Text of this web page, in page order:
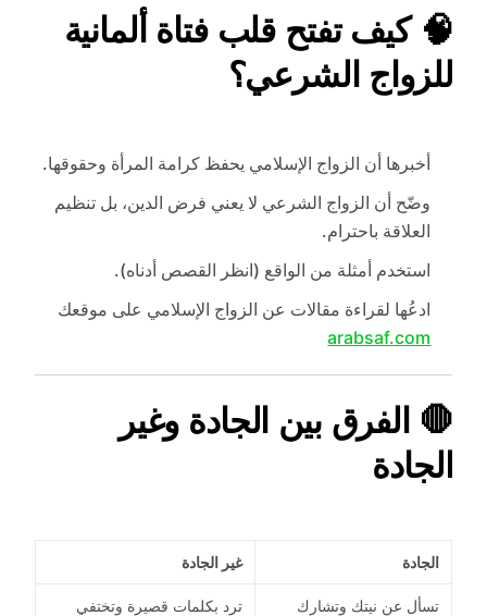
🧠 كيف تفتح قلب فتاة ألمانية
للزواج الشرعي؟
أخبرها أن الزواج الإسلامي يحفظ كرامة المرأة وحقوقها.
وضّح أن الزواج الشرعي لا يعني فرض الدين، بل تنظيم
العلاقة باحترام.
استخدم أمثلة من الواقع (انظر القصص أدناه).
ادعُها لقراءة مقالات عن الزواج الإسلامي على موقعك
arabsaf.com
🛑 الفرق بين الجادة وغير
الجادة
الجادة غير الجادة
تسأل عن نيتك وتشارك
ترد بكلمات قصيرة وتختفي